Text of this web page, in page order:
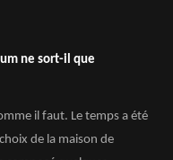
ne sort-il que
il faut. Le temps a été
de la maison de